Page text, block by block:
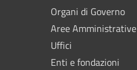
Organi di Governo
Aree Amministrative
Uffici
Enti e fondazioni